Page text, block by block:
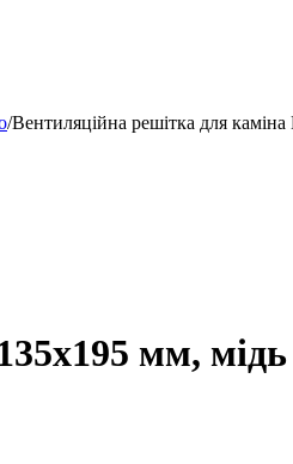
/Вентиляційна решітка для
мм,